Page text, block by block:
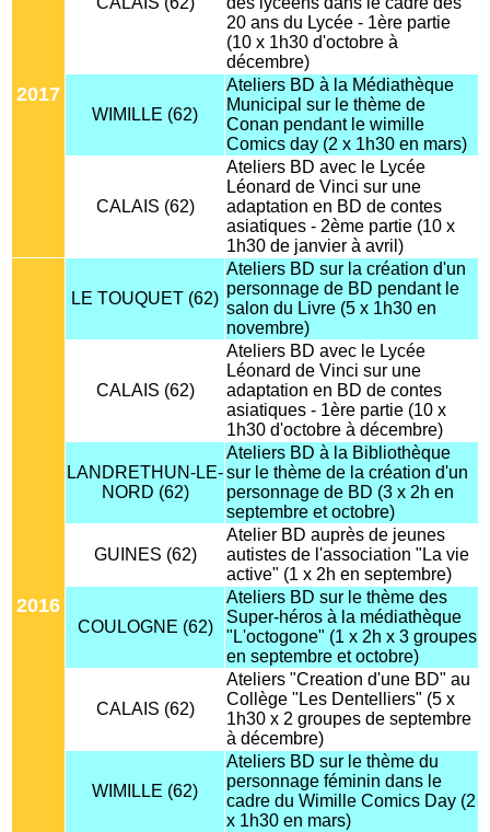
2017
20 ans du Lycée - 1ère partie
(10 x 1h30 d'octobre à
décembre)
WIMILLE (62)
Ateliers BD à la Médiathèque
Municipal sur le thème de
Conan pendant le wimille
Comics day (2 x 1h30 en mars)
CALAIS (62)
Ateliers BD avec le Lycée
Léonard de Vinci sur une
adaptation en BD de contes
asiatiques - 2ème partie (10 x
1h30 de janvier à avril)
2016
LE TOUQUET (62)
Ateliers BD sur la création d'un
personnage de BD pendant le
salon du Livre (5 x 1h30 en
novembre)
CALAIS (62)
Ateliers BD avec le Lycée
Léonard de Vinci sur une
adaptation en BD de contes
asiatiques - 1ère partie (10 x
1h30 d'octobre à décembre)
LANDRETHUN-LE-
NORD (62)
Ateliers BD à la Bibliothèque
sur le thème de la création d'un
personnage de BD (3 x 2h en
septembre et octobre)
GUINES (62)
Atelier BD auprès de jeunes
autistes de l'association "La vie
active" (1 x 2h en septembre)
COULOGNE (62)
Ateliers BD sur le thème des
Super-héros à la médiathèque
"L'octogone" (1 x 2h x 3 groupes
en septembre et octobre)
CALAIS (62)
Ateliers "Creation d'une BD" au
Collège "Les Dentelliers" (5 x
1h30 x 2 groupes de septembre
à décembre)
WIMILLE (62)
Ateliers BD sur le thème du
personnage féminin dans le
cadre du Wimille Comics Day (2
x 1h30 en mars)